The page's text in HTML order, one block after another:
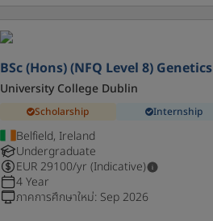
BSc (Hons) (NFQ Level 8) Genetics
University College Dublin
Scholarship Internship
Belfield, Ireland
Undergraduate
EUR 29100/yr (Indicative)
4 Year
ภาคการศึกษาใหม่: Sep 2026